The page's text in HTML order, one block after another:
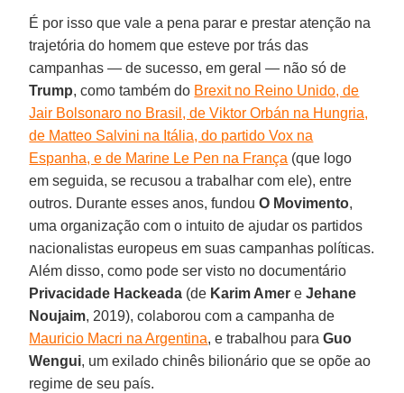
É por isso que vale a pena parar e prestar atenção na
trajetória do homem que esteve por trás das
campanhas — de sucesso, em geral — não só de
Trump, como também do Brexit no Reino Unido, de
Jair Bolsonaro no Brasil, de Viktor Orbán na Hungria,
de Matteo Salvini na Itália, do partido Vox na
Espanha, e de Marine Le Pen na França (que logo
em seguida, se recusou a trabalhar com ele), entre
outros. Durante esses anos, fundouO Movimento,
uma organização com o intuito de ajudar os partidos
nacionalistas europeus em suas campanhas políticas.
Além disso, como pode ser visto no documentário
Privacidade Hackeada (de Karim Amer eJehane
Noujaim, 2019), colaborou com a campanha de
Mauricio Macri na Argentina, e trabalhou paraGuo
Wengui, um exilado chinês bilionário que se opõe ao
regime de seu país.